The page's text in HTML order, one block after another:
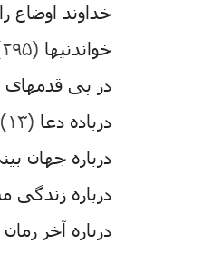
خداوند
خواندنیها (۲۹۵)
در پی
درباده دعا (۱۳)
درباره جهان
درباره
درباره آخر زمان